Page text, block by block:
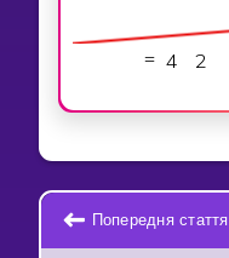
= 4 2
Попередня стаття